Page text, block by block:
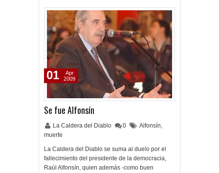
Se fue Alfonsín
La Caldera del Diablo 0 Alfonsín,
muerte
La Caldera del Diablo se suma al duelo por el
fallecimiento del presidente de la democracia,
Raúl Alfonsín, quien además -como buen
01
Apr
2009